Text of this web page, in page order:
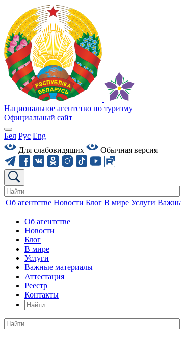
Национальное агентство по туризму
Официальный сайт
Бел Рус Eng
Для слабовидящих
Обычная версия
Об агентстве Новости Блог В мире Услуги
Об агентстве
Новости
Блог
В мире
Услуги
Важные материалы
Аттестация
Реестр
Контакты